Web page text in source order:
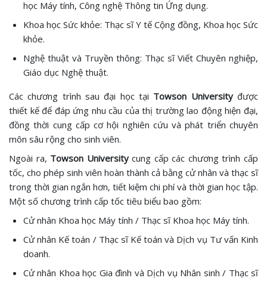
học Máy tính, Công nghệ Thông tin Ứng dụng.
Khoa học Sức khỏe: Thạc sĩ Y tế Cộng đồng, Khoa học Sức
khỏe.
Nghệ thuật và Truyền thông: Thạc sĩ Viết Chuyên nghiệp,
Giáo dục Nghệ thuật.
Các chương trình sau đại học tại Towson Universityđược
thiết kế để đáp ứng nhu cầu của thị trường lao động hiện đại,
đồng thời cung cấp cơ hội nghiên cứu và phát triển chuyên
môn sâu rộng cho sinh viên.
Ngoài ra, Towson Universitycung cấp các chương trình cấp
tốc, cho phép sinh viên hoàn thành cả bằng cử nhân và thạc sĩ
trong thời gian ngắn hơn, tiết kiệm chi phí và thời gian học tập.
Một số chương trình cấp tốc tiêu biểu bao gồm:
Cử nhân Khoa học Máy tính / Thạc sĩ Khoa học Máy tính.
Cử nhân Kế toán / Thạc sĩ Kế toán và Dịch vụ Tư vấn Kinh
doanh.
Cử nhân Khoa học Gia đình và Dịch vụ Nhân sinh / Thạc sĩ